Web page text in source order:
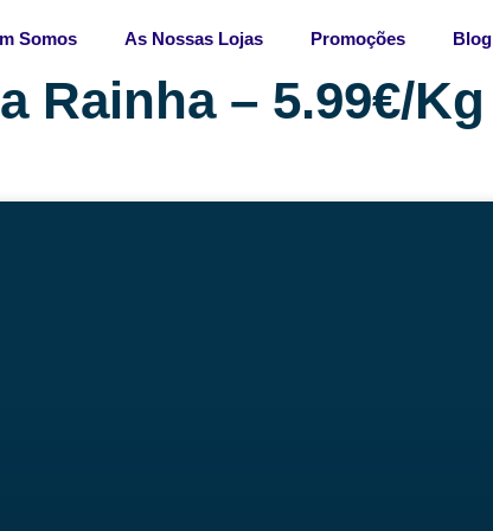
Somos As Nossas Lojas Promoções Blog
Rainha – 5.99€/Kg